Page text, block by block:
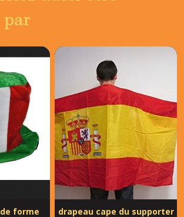
par
forme drapeau cape du supporter